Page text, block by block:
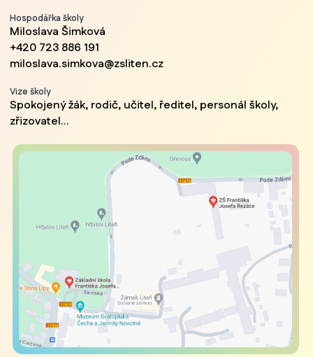
Hospodářka školy
Miloslava Šimková
+420 723 886 191
miloslava.simkova@zsliten.cz
Vize školy
Spokojený žák, rodič, učitel, ředitel, personál školy,
zřizovatel...